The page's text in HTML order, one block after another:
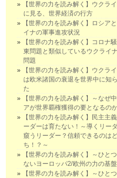
【世界の力を読み解く】ウクラ
に見る、世界経済の行方
【世界の力を読み解く】ロシア
イナの軍事進攻状況
【世界の力を読み解く】コロナ
東問題と類似しているウクライ
問題
【世界の力を読み解く】ウクラ
は欧米諸国の衰退を世界中に知
た
【世界の力を読み解く】～なぜ
アが世界覇権獲得の要となるの
【世界の力を読み解く】民主主
ーダーは育たない！～導くリー
窺うリーダー？信頼できるのは
ち！？～
【世界の力を読み解く】～ひと
ないヨーロッパ2/欧州の力の基盤
【世界の力を読み解く】～ひと